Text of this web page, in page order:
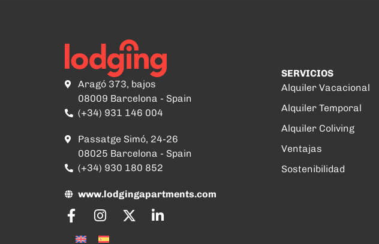
Aragó 373, bajos
08009 Barcelona - Spain
(+34) 931 146 004
Passatge Simó, 24-26
08025 Barcelona - Spain
(+34) 930 180 852
www.lodgingapartments.com
SERVICIOS
Alquiler Vacacional
Alquiler Temporal
Alquiler Coliving
Ventajas
Sostenibilidad